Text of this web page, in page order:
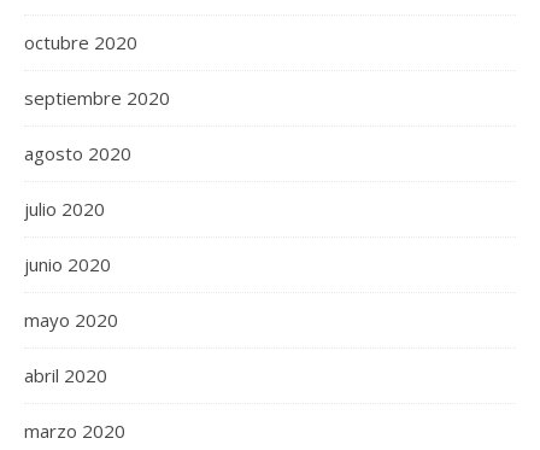
octubre 2020
septiembre 2020
agosto 2020
julio 2020
junio 2020
mayo 2020
abril 2020
marzo 2020